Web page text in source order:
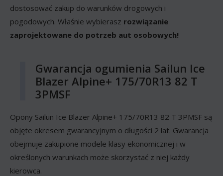
dostosować zakup do warunków drogowych i
pogodowych. Właśnie wybierasz rozwiązanie
zaprojektowane do potrzeb aut osobowych!
Gwarancja ogumienia Sailun Ice
Blazer Alpine+ 175/70R13 82 T
3PMSF
Opony Sailun Ice Blazer Alpine+ 175/70R13 82 T 3PMSF są
objęte okresem gwarancyjnym o długości 2 lat. Gwarancja
obejmuje zakupione modele klasy ekonomicznej i w
określonych warunkach może skorzystać z niej każdy
kierowca.